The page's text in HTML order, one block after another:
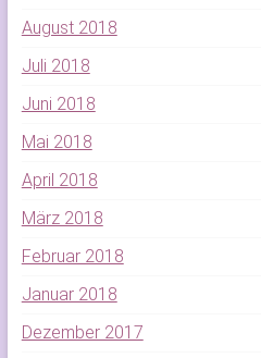
August 2018
Juli 2018
Juni 2018
Mai 2018
April 2018
März 2018
Februar 2018
Januar 2018
Dezember 2017